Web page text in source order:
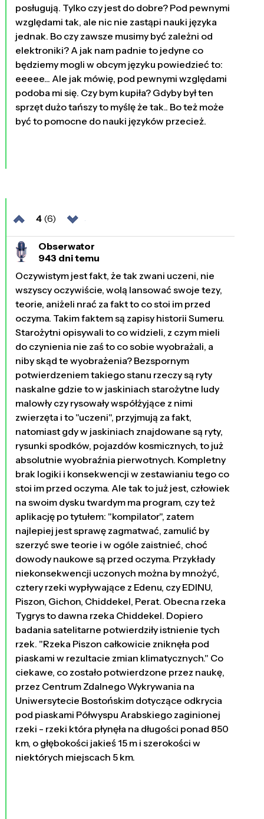
posługują. Tylko czy jest do dobre? Pod pewnymi
względami tak, ale nic nie zastąpi nauki języka
jednak. Bo czy zawsze musimy być zależni od
elektroniki? A jak nam padnie to jedyne co
będziemy mogli w obcym języku powiedzieć to:
eeeee... Ale jak mówię, pod pewnymi względami
podoba mi się. Czy bym kupiła? Gdyby był ten
sprzęt dużo tańszy to myślę że tak.. Bo też może
być to pomocne do nauki języków przecież.
4(6)
Obserwator
943 dni temu
Oczywistym jest fakt, że tak zwani uczeni, nie
wszyscy oczywiście, wolą lansować swoje tezy,
teorie, aniżeli nrać za fakt to co stoi im przed
oczyma. Takim faktem są zapisy historii Sumeru.
Starożytni opisywali to co widzieli, z czym mieli
do czynienia nie zaś to co sobie wyobrażali, a
niby skąd te wyobrażenia? Bezspornym
potwierdzeniem takiego stanu rzeczy są ryty
naskalne gdzie to w jaskiniach starożytne ludy
malowły czy rysowały współżyjące z nimi
zwierzęta i to "uczeni", przyjmują za fakt,
natomiast gdy w jaskiniach znajdowane są ryty,
rysunki spodków, pojazdów kosmicznych, to już
absolutnie wyobraźnia pierwotnych. Kompletny
brak logiki i konsekwencji w zestawianiu tego co
stoi im przed oczyma. Ale tak to już jest, człowiek
na swoim dysku twardym ma program, czy też
aplikację po tytułem: "kompilator", zatem
najlepiej jest sprawę zagmatwać, zamulić by
szerzyć swe teorie i w ogóle zaistnieć, choć
dowody naukowe są przed oczyma. Przykłady
niekonsekwencji uczonych można by mnożyć,
cztery rzeki wypływające z Edenu, czy EDINU,
Piszon, Gichon, Chiddekel, Perat. Obecna rzeka
Tygrys to dawna rzeka Chiddekel. Dopiero
badania satelitarne potwierdziły istnienie tych
rzek. "Rzeka Piszon całkowicie zniknęła pod
piaskami w rezultacie zmian klimatycznych." Co
ciekawe, co zostało potwierdzone przez naukę,
przez Centrum Zdalnego Wykrywania na
Uniwersytecie Bostońskim dotyczące odkrycia
pod piaskami Półwyspu Arabskiego zaginionej
rzeki - rzeki która płynęła na długości ponad 850
km, o głębokości jakieś 15 m i szerokości w
niektórych miejscach 5 km.